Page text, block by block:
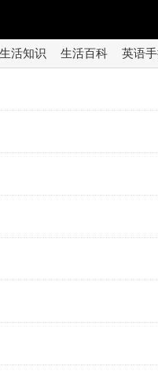
生活知识 生活百科 英语